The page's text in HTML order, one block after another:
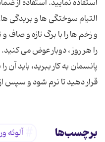
استفاده نمایید. استفاده از
التیام سوختگی ها و بریدگی
و زخم ها را با برگ تازه و
را هر روز ، دوبار عوض می
پانسمان به کار ببرید، باید
قرار دهید تا نرم شود و سپس
برچسب‌ها آلوئه